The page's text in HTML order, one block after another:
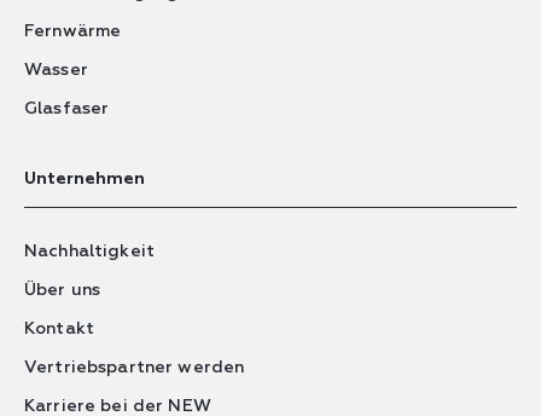
Fernwärme
Wasser
Glasfaser
Unternehmen
Nachhaltigkeit
Über uns
Kontakt
Vertriebspartner werden
Karriere bei der NEW